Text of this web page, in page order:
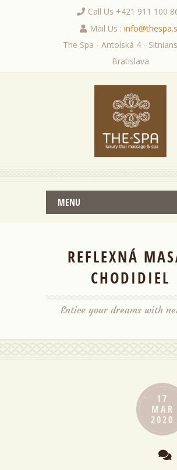
Call Us +421 911 100
Mail Us :
The Spa - Antolská 4 -
Bratislava
MENU
REFLEXNÁ
CHODIDIEL
Entice your dreams with
17
MAR
2020